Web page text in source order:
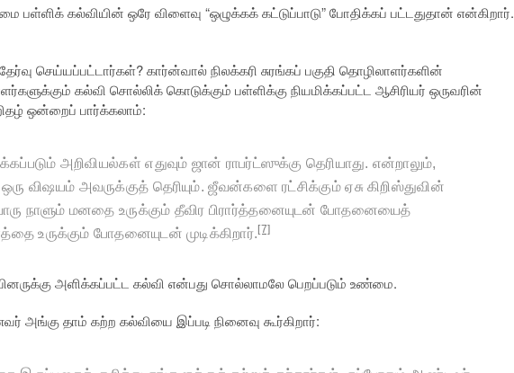
கல்வியின் ஒரே விளைவு “ஒழுக்கக் கட்டுப்பாடு” போதிக்கப் பட்டதுதான் என்கிறார்.
செய்யப்பட்டார்கள்? கார்ன்வால் நிலக்கரி சுரங்கப் பகுதி தொழிலாளர்களின்
கல்வி சொல்லிக் கொடுக்கும் பள்ளிக்கு நியமிக்கப்பட்ட ஆசிரியர் ஒருவரின்
ஒன்றைப் பார்க்கலாம்:
அறிவியல்கள் எதுவும் ஜான் ராபர்ட்ஸுக்கு தெரியாது. என்றாலும்,
விஷயம் அவருக்குத் தெரியும். ஜீவன்களை ரட்சிக்கும் ஏசு கிறிஸ்துவின்
நாளும் மனதை உருக்கும் தீவிர பிரார்த்தனையுடன் போதனையைத்
உருக்கும் போதனையுடன் முடிக்கிறார்.[7]
அளிக்கப்பட்ட கல்வி என்பது சொல்லாமலே பெறப்படும் உண்மை.
அங்கு தாம் கற்ற கல்வியை இப்படி நினைவு கூர்கிறார்: